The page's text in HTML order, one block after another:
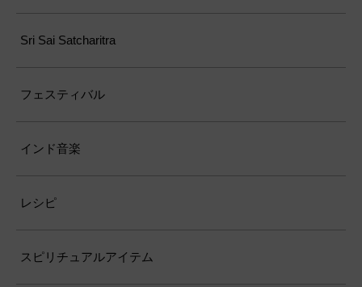
Sri Sai Satcharitra
フェスティバル
インド音楽
レシピ
スピリチュアルアイテム